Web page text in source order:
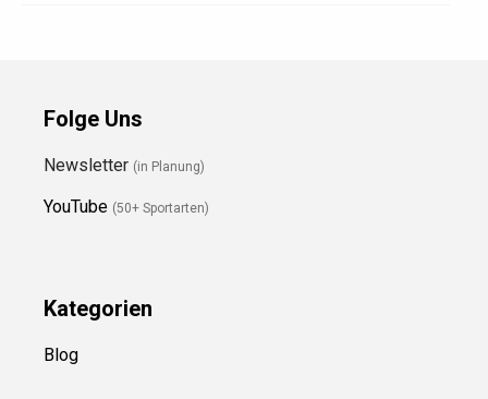
Folge Uns
Newsletter (in Planung)
YouTube (50+ Sportarten)
Kategorien
Blog